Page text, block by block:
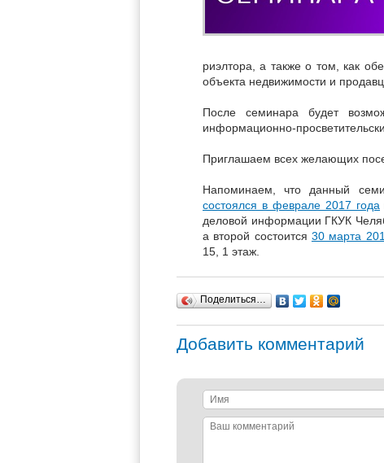
риэлтора, а также о том, как
объекта недвижимости и
После семинара будет
информационно-
Приглашаем всех желающих
Напоминаем, что данный
состоялся в феврале 2017 года
деловой информации ГКУК
а второй состоится 30 марта
15, 1 этаж.
Поделиться…
Добавить комментарий
Имя
Ваш